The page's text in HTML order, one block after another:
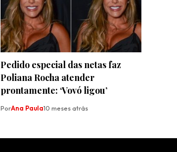
Pedido especial das netas faz
Poliana Rocha atender
prontamente: ‘Vovó ligou’
PorAna Paula10 meses atrás